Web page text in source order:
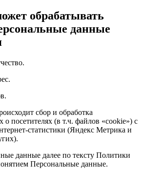
обрабатывать
данные
сбор и обработка
посетителях (в т.ч. файлов «cookie») с
статистики (Яндекс Метрика и
данные далее по тексту Политики
Персональные данные.